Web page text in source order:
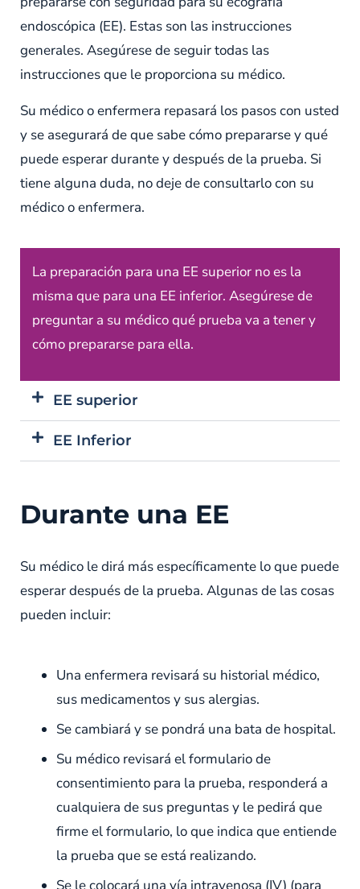
endoscópica (EE). Estas son las instrucciones
generales. Asegúrese de seguir todas las
instrucciones que le proporciona su médico.
Su médico o enfermera repasará los pasos con usted
y se asegurará de que sabe cómo prepararse y qué
puede esperar durante y después de la prueba. Si
tiene alguna duda, no deje de consultarlo con su
médico o enfermera.
La preparación para una EE superior no es la
misma que para una EE inferior. Asegúrese de
preguntar a su médico qué prueba va a tener y
cómo prepararse para ella.
EE superior
EE Inferior
Durante una EE
Su médico le dirá más específicamente lo que puede
esperar después de la prueba. Algunas de las cosas
pueden incluir:
Una enfermera revisará su historial médico,
sus medicamentos y sus alergias.
Se cambiará y se pondrá una bata de hospital.
Su médico revisará el formulario de
consentimiento para la prueba, responderá a
cualquiera de sus preguntas y le pedirá que
firme el formulario, lo que indica que entiende
la prueba que se está realizando.